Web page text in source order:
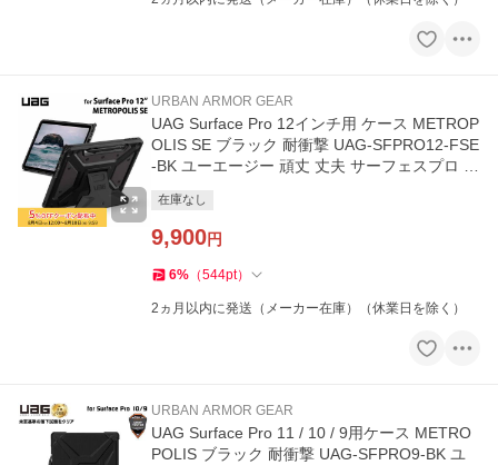
URBAN ARMOR GEAR
UAG Surface Pro 12インチ用 ケース METROP
OLIS SE ブラック 耐衝撃 UAG-SFPRO12-FSE
-BK ユーエージー 頑丈 丈夫 サーフェスプロ カ
在庫なし
9,900円
6% （544pt）
2ヵ月以内に発送（メーカー在庫）（休業日を除く）
URBAN ARMOR GEAR
UAG Surface Pro 11 / 10 / 9用ケース METRO
POLIS ブラック 耐衝撃 UAG-SFPRO9-BK ユ